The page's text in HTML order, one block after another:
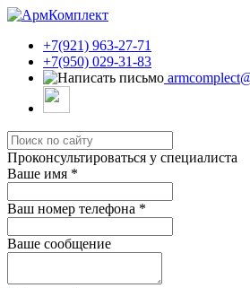
+7(921) 963-27-71
+7(950) 029-31-83
Проконсультироваться у специалиста
Ваше имя *
Ваш номер телефона *
Ваше сообщение